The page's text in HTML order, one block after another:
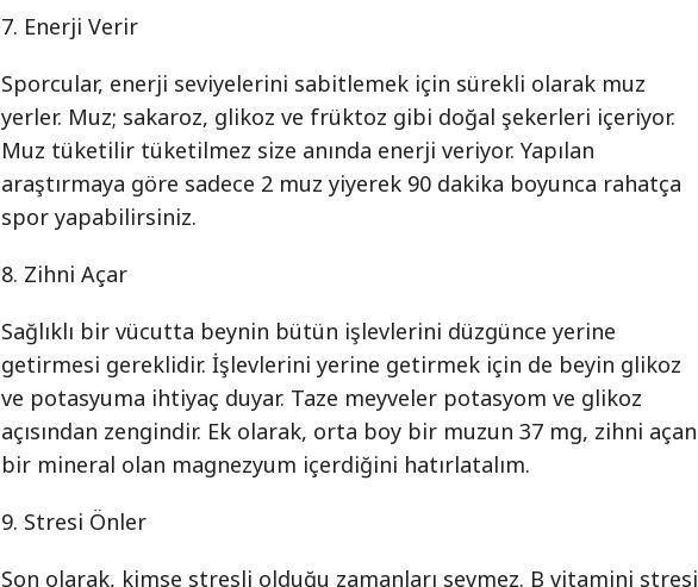
7. Enerji Verir
Sporcular, enerji seviyelerini sabitlemek için sürekli olarak muz
yerler. Muz; sakaroz, glikoz ve früktoz gibi doğal şekerleri içeriyor.
Muz tüketilir tüketilmez size anında enerji veriyor. Yapılan
araştırmaya göre sadece 2 muz yiyerek 90 dakika boyunca rahatça
spor yapabilirsiniz.
8. Zihni Açar
Sağlıklı bir vücutta beynin bütün işlevlerini düzgünce yerine
getirmesi gereklidir. İşlevlerini yerine getirmek için de beyin glikoz
ve potasyuma ihtiyaç duyar. Taze meyveler potasyom ve glikoz
açısından zengindir. Ek olarak, orta boy bir muzun 37 mg, zihni açan
bir mineral olan magnezyum içerdiğini hatırlatalım.
9. Stresi Önler
Son olarak, kimse stresli olduğu zamanları sevmez. B vitamini stresi